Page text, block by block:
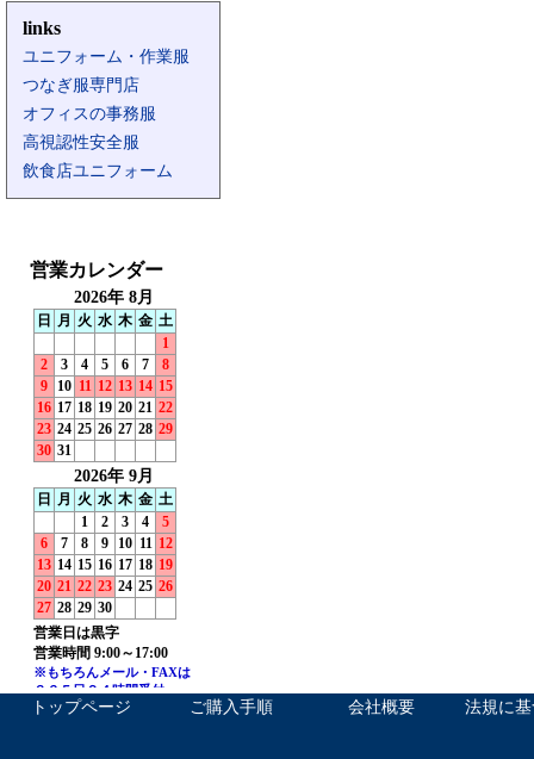
links
ユニフォーム・作業服
つなぎ服専門店
オフィスの事務服
高視認性安全服
飲食店ユニフォーム
トップページ ご購入手順 会社概要 法規に